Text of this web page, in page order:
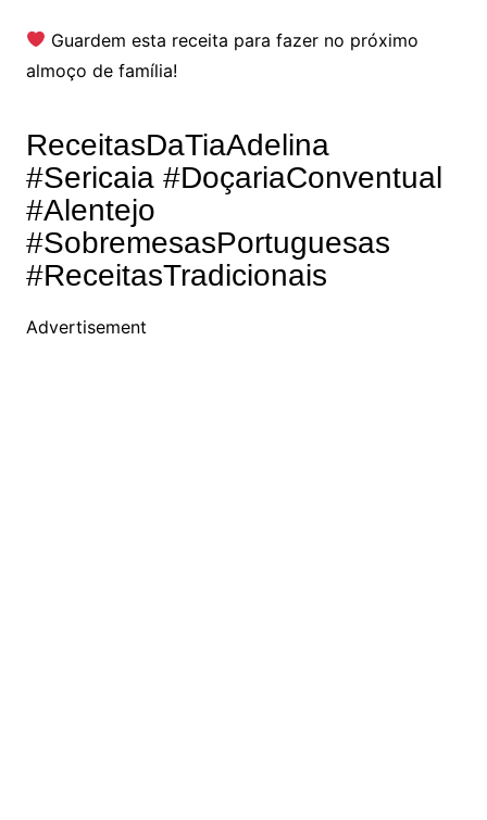
Guardem esta receita para fazer no próximo
almoço de família!
ReceitasDaTiaAdelina
#Sericaia #DoçariaConventual
#Alentejo
#SobremesasPortuguesas
#ReceitasTradicionais
Advertisement